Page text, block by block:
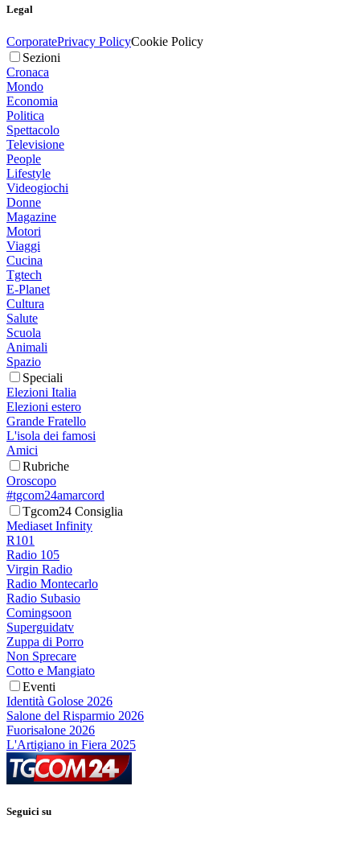
Legal
CorporatePrivacy PolicyCookie Policy
Sezioni
Cronaca
Mondo
Economia
Politica
Spettacolo
Televisione
People
Lifestyle
Videogiochi
Donne
Magazine
Motori
Viaggi
Cucina
Tgtech
E-Planet
Cultura
Salute
Scuola
Animali
Spazio
Speciali
Elezioni Italia
Elezioni estero
Grande Fratello
L'isola dei famosi
Amici
Rubriche
Oroscopo
#tgcom24amarcord
Tgcom24 Consiglia
Mediaset Infinity
R101
Radio 105
Virgin Radio
Radio Montecarlo
Radio Subasio
Comingsoon
Superguidatv
Zuppa di Porro
Non Sprecare
Cotto e Mangiato
Eventi
Identità Golose 2026
Salone del Risparmio 2026
Fuorisalone 2026
L'Artigiano in Fiera 2025
Seguici su